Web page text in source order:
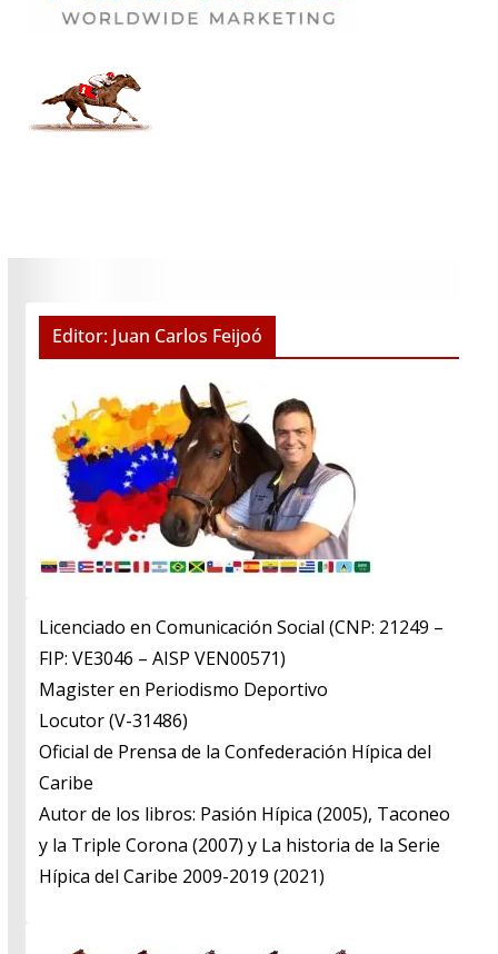
Editor: Juan Carlos Feijoó
Licenciado en Comunicación Social (CNP: 21249 –
FIP: VE3046 – AISP VEN00571)
​Magister en Periodismo Deportivo
​Locutor (V-31486)
​Oficial de Prensa de la Confederación Hípica del
Caribe
​Autor de los libros: Pasión Hípica (2005), Taconeo
y la Triple Corona (2007) y La historia de la Serie
Hípica del Caribe 2009-2019 (2021)